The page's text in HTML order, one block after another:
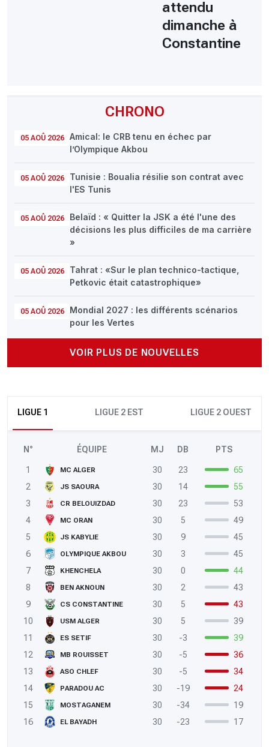
CHRONO
05 AOÛ 2026
Amical: le CRB tenu en échec par
l’Olympique Akbou
05 AOÛ 2026
Tunisie : Boualia résilie son contrat avec
l'ES Tunis
05 AOÛ 2026
Belaïd : « Quitter la JSK a été l'une des
décisions les plus difficiles de ma carrière
»
05 AOÛ 2026
Tahrat : «Sur le plan technico-tactique,
Petkovic était catastrophique»
05 AOÛ 2026
Mondial 2027 : les différents scénarios
pour les Vertes
VOIR PLUS DE NOUVELLES
LIGUE 1 LIGUE 2 EST LIGUE 2 OUEST
N° ÉQUIPE MJ DB PTS
1 MC ALGER 30 23
65
2
JS SAOURA 30 14
55
3
CR BELOUIZDAD 30 23
53
4
MC ORAN 30 5
49
5
JS KABYLIE 30 9
45
6
OLYMPIQUE AKBOU 30 3
45
7
KHENCHELA 30 0
44
8
BEN AKNOUN 30 2
43
9
CS CONSTANTINE 30 5
43
10
USM ALGER 30 5
39
11
ES SETIF 30 -3
39
12
MB ROUISSET 30 -5
36
13
ASO CHLEF 30 -5
34
14
PARADOU AC 30 -19
24
15
MOSTAGANEM 30 -34
19
16
EL BAYADH 30 -23 17
attendu
dimanche à
Constantine